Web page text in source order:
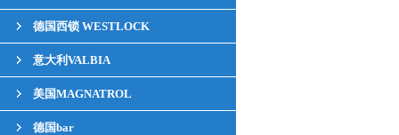
德国西锁 WESTLOCK
意大利VALBIA
美国MAGNATROL
德国bar